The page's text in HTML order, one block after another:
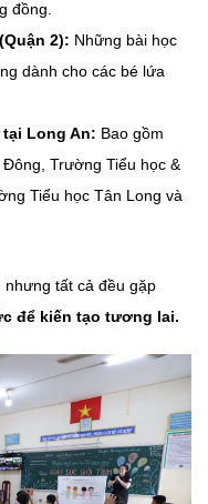
đồng.
2): Những bài học
dành cho các bé lứa
Long An: Bao gồm
Trường Tiểu học &
Tiểu học Tân Long và
nhưng tất cả đều gặp
để kiến tạo tương lai.